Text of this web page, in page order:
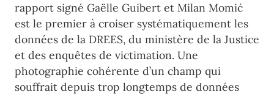
rapport signé Gaëlle Guibert et Milan Momić
est le premier à croiser systématiquement les
données de la DREES, du ministère de la Justice
et des enquêtes de victimation. Une
photographie cohérente d’un champ qui
souffrait depuis trop longtemps de données